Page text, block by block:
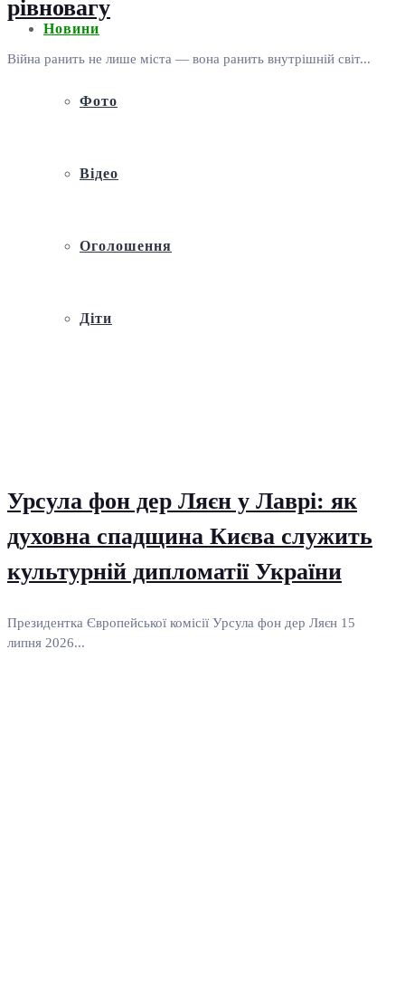
Новини
Фото
Відео
Оголошення
Діти
рівновагу
Війна ранить не лише міста — вона ранить внутрішній світ...
Урсула фон дер Ляєн у Лаврі: як
духовна спадщина Києва служить
культурній дипломатії України
Президентка Європейської комісії Урсула фон дер Ляєн 15
липня 2026...